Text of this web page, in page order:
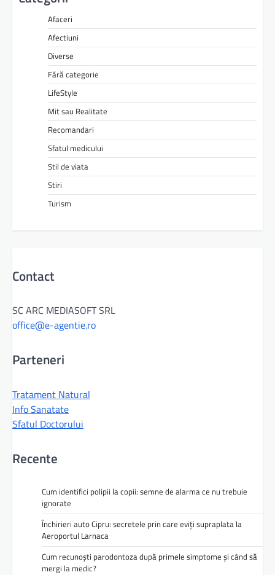
Afaceri
Afectiuni
Diverse
Fără categorie
LifeStyle
Mit sau Realitate
Recomandari
Sfatul medicului
Stil de viata
Stiri
Turism
Contact
SC ARC MEDIASOFT SRL
office@e-agentie.ro
Parteneri
Tratament Natural
Info Sanatate
Sfatul Doctorului
Recente
Cum identifici polipii la copii: semne de alarma ce nu trebuie
ignorate
Închirieri auto Cipru: secretele prin care eviți supraplata la
Aeroportul Larnaca
Cum recunoști parodontoza după primele simptome și când să
mergi la medic?